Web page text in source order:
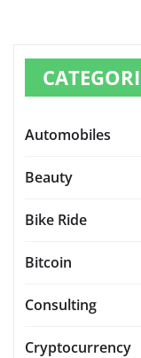
Automobiles
Beauty
Bike Ride
Bitcoin
Consulting
Cryptocurrency